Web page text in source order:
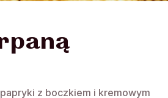
z boczkiem i kremowym